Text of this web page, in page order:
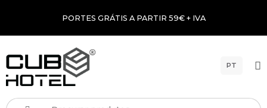
PORTES GRÁTIS A PARTIR 59€ + IVA
PT